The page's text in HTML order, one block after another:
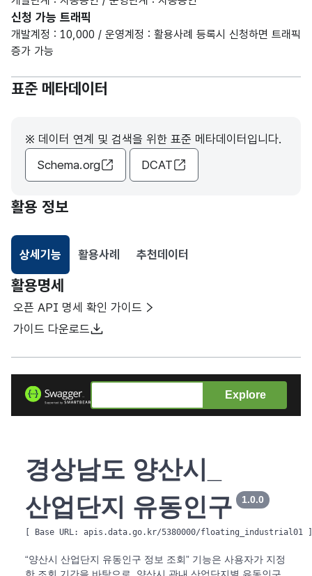
신청 가능 트래픽
개발계정 : 10,000 / 운영계정 : 활용사례 등록시 신청하면 트래픽
증가 가능
표준 메타데이터
※ 데이터 연계 및 검색을 위한 표준 메타데이터입니다.
Schema.org
DCAT
활용 정보
상세기능
선택됨
활용사례 추천데이터
활용명세
오픈 API 명세 확인 가이드
가이드 다운로드
Explore
경상남도 양산시_
산업단지 유동인구
1.0.0
[ Base URL: apis.data.go.kr/5380000/floating_industrial01
“양산시 산업단지 유동인구 정보 조회” 기능은 사용자가 지정